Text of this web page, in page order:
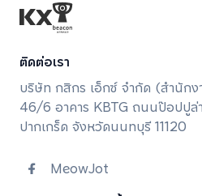
ติดต่อเรา
บริษัท กสิกร เอ็กซ์ จํากัด (สํานัก
46/6 อาคาร KBTG ถนนป๊อปปูล่
ปากเกร็ด จังหวัดนนทบุรี 11120
MeowJot